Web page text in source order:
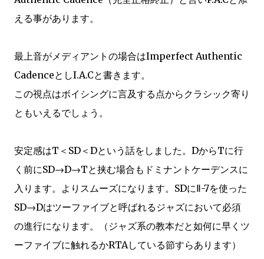
える事があります。
最上音がメディアントの場合はImperfect Authentic
CadenceとしI.A.Cと書きます。
この視点はボイシングに言及する点からクラシック寄り
ともいえるでしょう。
安定感はT＜SD＜Dという話をしました。DからTに行
く前にSD→D→Tと挟む場合もドミナントケーデンスに
入ります。よりスムーズになります。SDにⅡ-7を使った
SD→Dはツーファイブと呼ばれるジャズにおいて必須
の進行になります。（ジャズ系の教本だと如何に早くツ
ーファイブに触れるかRTAしている節すらあります）